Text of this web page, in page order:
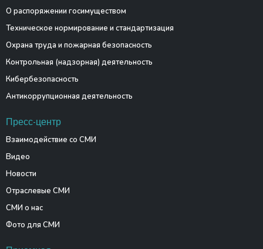
О распоряжении госимуществом
Техническое нормирование и стандартизация
Охрана труда и пожарная безопасность
Контрольная (надзорная) деятельность
Кибербезопасность
Антикоррупционная деятельность
Пресс-центр
Взаимодействие со СМИ
Видео
Новости
Отраслевые СМИ
СМИ о нас
Фото для СМИ